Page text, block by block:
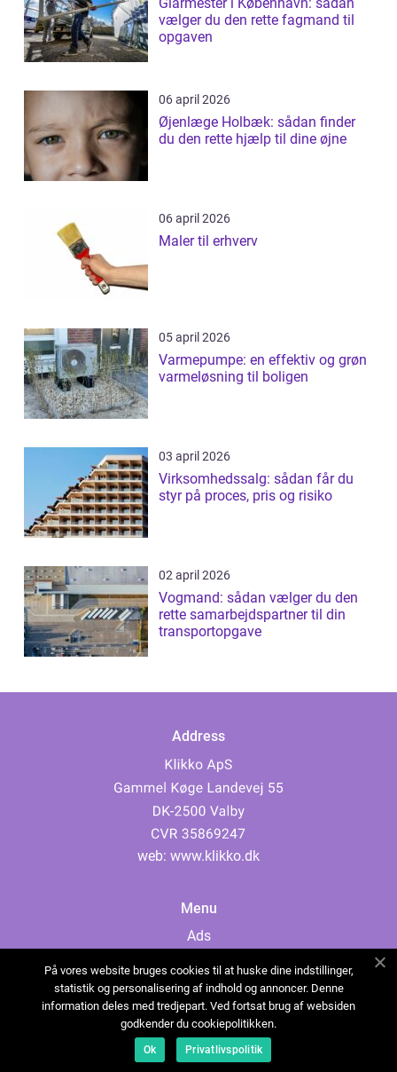
Glarmester i København: sådan
vælger du den rette fagmand til
opgaven
06 april 2026
Øjenlæge Holbæk: sådan finder
du den rette hjælp til dine øjne
06 april 2026
Maler til erhverv
05 april 2026
Varmepumpe: en effektiv og grøn
varmeløsning til boligen
03 april 2026
Virksomhedssalg: sådan får du
styr på proces, pris og risiko
02 april 2026
Vogmand: sådan vælger du den
rette samarbejdspartner til din
transportopgave
Address
web: www.klikko.dk
Menu
Ads
Cookies
Contact
Sitemap
På vores website bruges cookies til at huske dine indstillinger,
statistik og personalisering af indhold og annoncer. Denne
information deles med tredjepart. Ved fortsat brug af websiden
godkender du cookiepolitikken.
Ok Privatlivspolitik